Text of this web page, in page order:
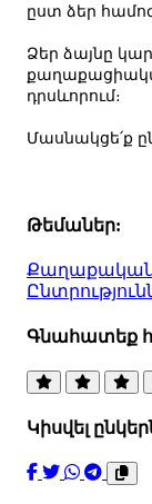
ըստ ձեր
Ձեր ձայնը
դրսևորում։
Մասնակցե՛ք
Թեմաներ:
Գնահատեք
Կիսվել